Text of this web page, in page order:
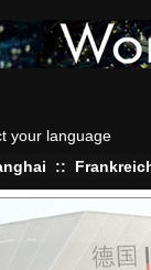
your language
::